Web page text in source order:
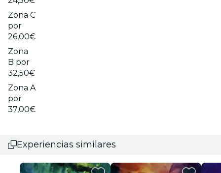
Zona C
por
26,00€
Zona
B por
32,50€
Zona A
por
37,00€
Experiencias similares